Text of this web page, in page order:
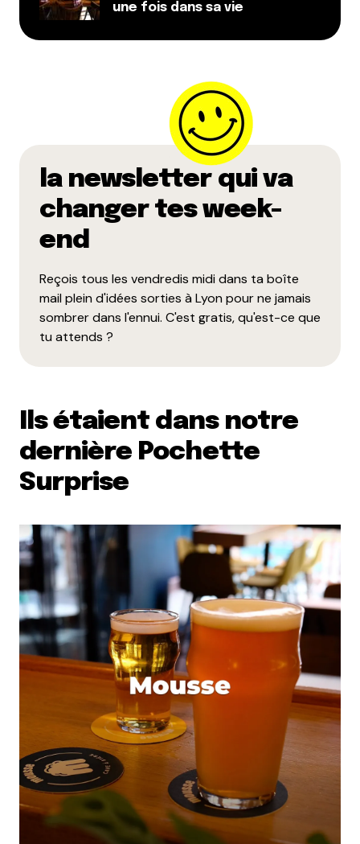
une fois dans sa vie
la newsletter qui va
changer tes week-
end
Reçois tous les vendredis midi dans ta boîte
mail plein d'idées sorties à Lyon pour ne jamais
sombrer dans l'ennui. C'est gratis, qu'est-ce que
tu attends ?
Ils étaient dans notre
dernière Pochette
Surprise